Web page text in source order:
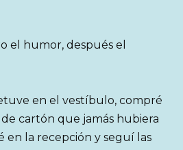
el humor, después el
en el vestíbulo, compré
cartón que jamás hubiera
en la recepción y seguí las